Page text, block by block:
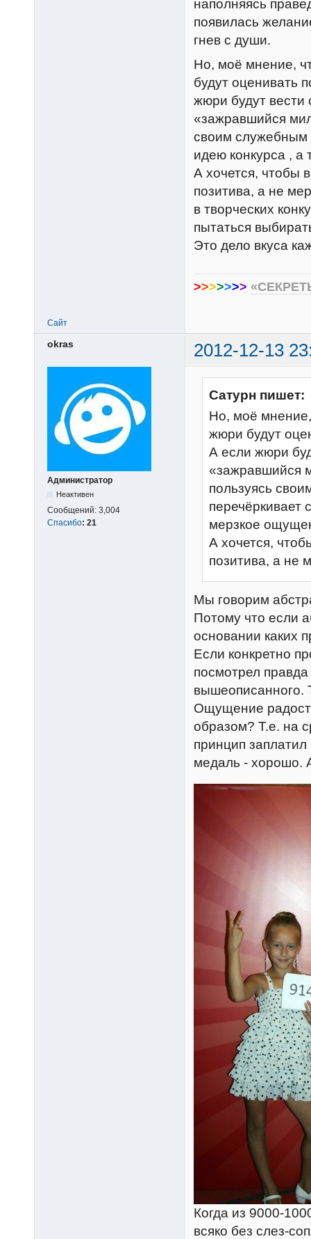
наполняясь
появилась
гнев с души.
Но, моё мнение,
будут оценивать
жюри будут вести
«зажравшийся
своим служебным
идею конкурса , а
А хочется, чтобы
позитива, а не
в творческих
пытаться
Это дело вкуса
>>>>>>>
Сайт
okras 2012-12-13
Администратор
Неактивен
Сообщений: 3,004
Спасибо: 21
Сатурн пишет:
Но, моё
жюри будут
А если жюри
«зажравшийся
пользуясь
перечёркивает
мерзкое
А хочется,
позитива, а не
Мы говорим
Потому что если
основании каких
Если конкретно
посмотрел
вышеописанного.
Ощущение
образом? Т.е. на
принцип
медаль - хорошо.
Когда из 9000-
всяко без слез-